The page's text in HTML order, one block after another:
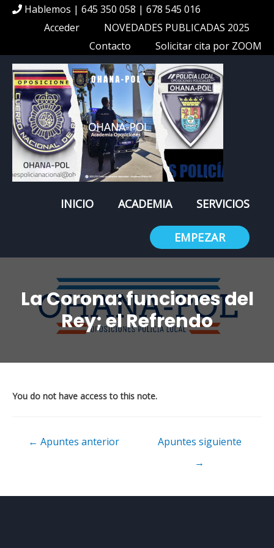
Hablemos | 645 350 058 | 678 545 016
Acceder
NOVEDADES PUBLICADAS 2025
Contacto
Solicitar cita por ZOOM
INICIO ACADEMIA SERVICIOS
EMPEZAR
La Corona: funciones del
Rey; el Refrendo
You do not have access to this note.
← Apuntes anterior
Apuntes siguiente
→